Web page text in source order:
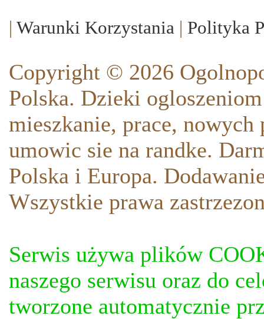
| Warunki Korzystania | Polityka
Copyright © 2026
Polska. Dzieki
mieszkanie, prace,
umowic sie na randke.
Polska i Europa.
Wszystkie prawa
Serwis używa plików
naszego serwisu oraz do
tworzone automatycznie